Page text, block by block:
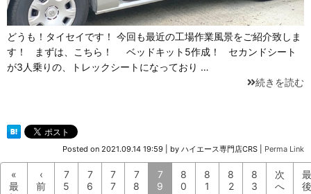
どうも！タイセイです！ 今回も最近の工場作業風景をご紹介致しま
す！ まずは、こちら！ ベッドキット5作成！ セカンドシート
が3人乗りの、トレックシートになっており …
続きを読む
Posted on 2021.09.14 19:59 by ハイエース専門店CRS Perma Link
«
最
‹
前
7
5
7
6
7
7
7
8
7
9
8
0
8
1
8
2
8
3
次
へ
最
後